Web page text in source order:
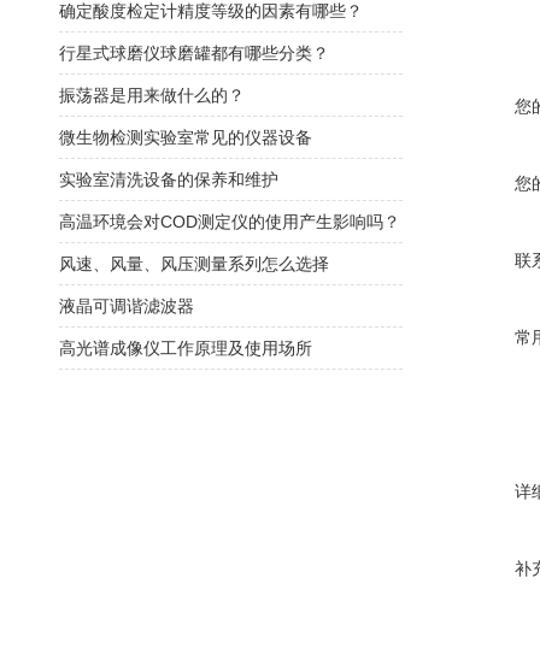
您
您
联
常
详
补
确定酸度检定计精度等级的因素有哪些？
行星式球磨仪球磨罐都有哪些分类？
振荡器是用来做什么的？
微生物检测实验室常见的仪器设备
实验室清洗设备的保养和维护
高温环境会对COD测定仪的使用产生影响吗？
风速、风量、风压测量系列怎么选择
液晶可调谐滤波器
高光谱成像仪工作原理及使用场所